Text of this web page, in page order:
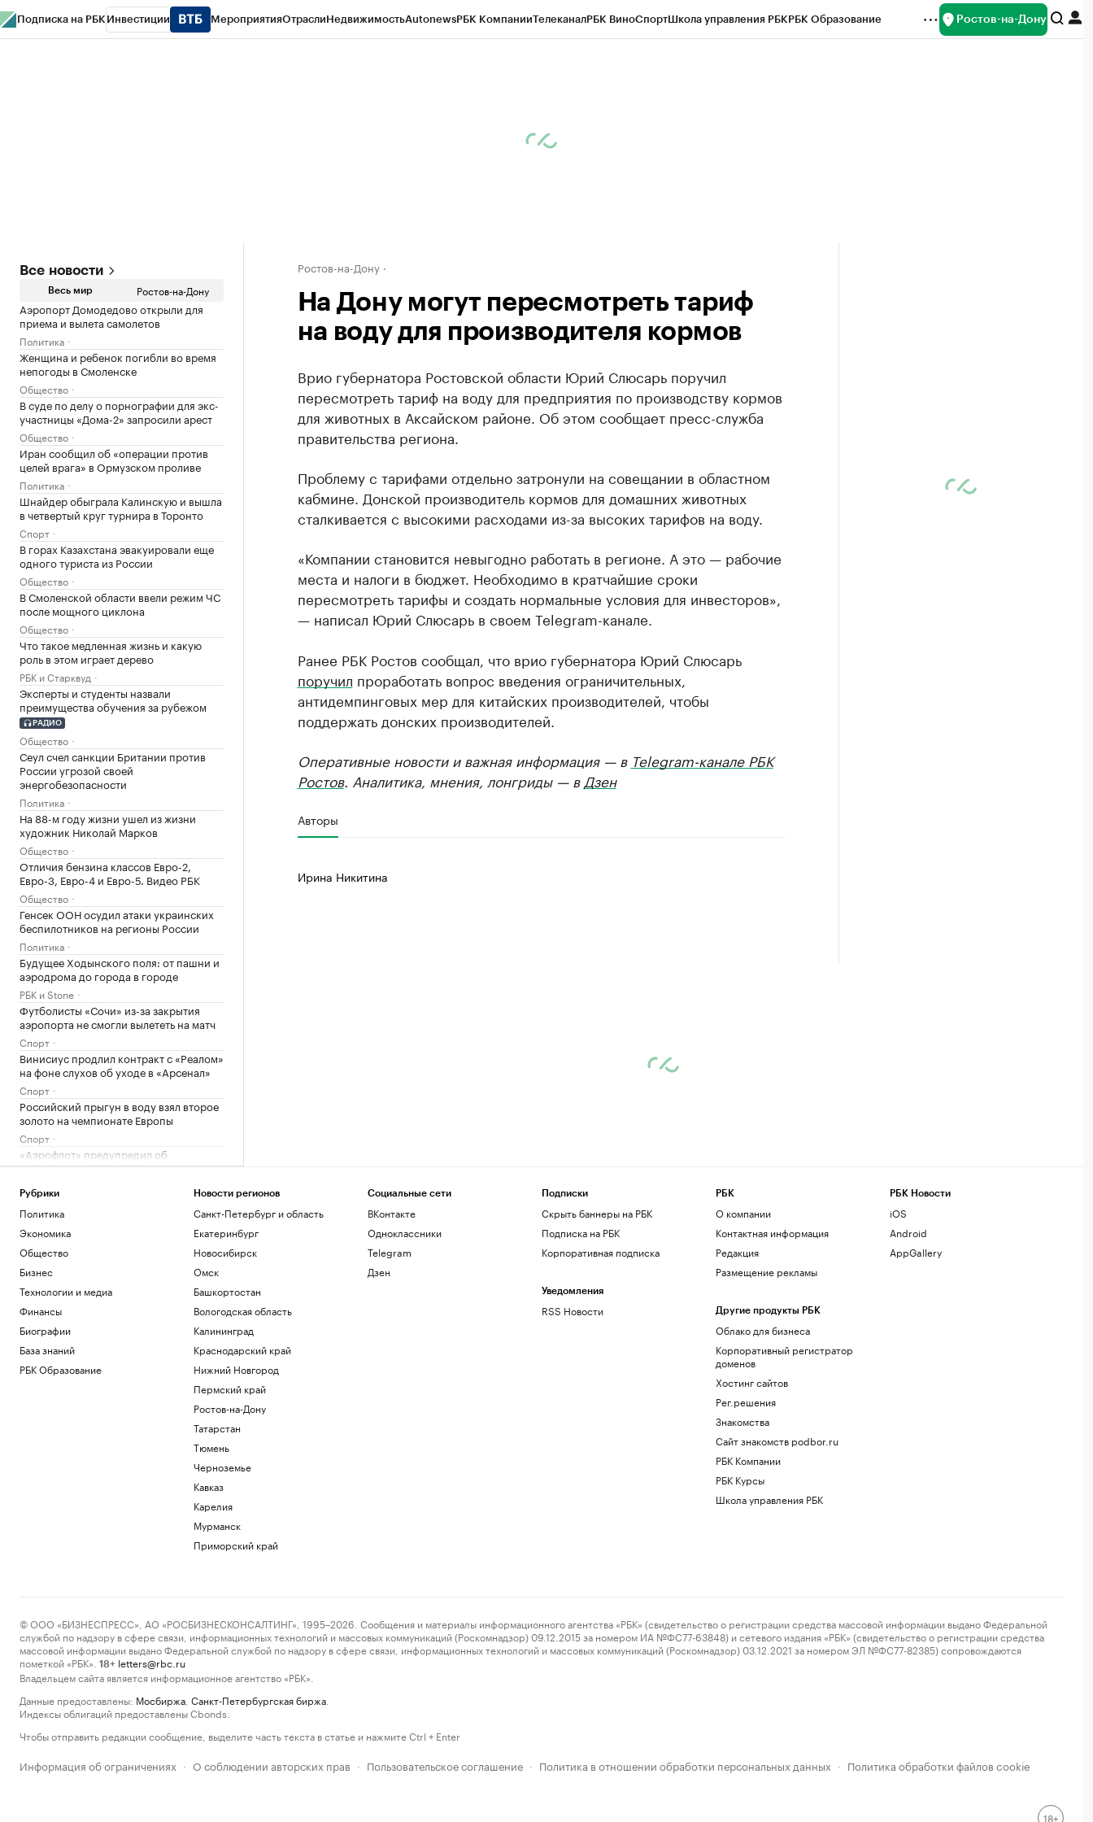
Подписка на РБК Инвестиции МероприятияОтраслиНедвижимостьAutonewsРБК КомпанииТелеканалРБК ВиноСпортШкола управления РБКРБК Образование Ростов-на-Дону
Все новости
Весь мир Ростов-на-Дону
Аэропорт Домодедово открыли для
приема и вылета самолетов
Политика
Женщина и ребенок погибли во время
непогоды в Смоленске
Общество
В суде по делу о порнографии для экс-
участницы «Дома-2» запросили арест
Общество
Иран сообщил об «операции против
целей врага» в Ормузском проливе
Политика
Шнайдер обыграла Калинскую и вышла
в четвертый круг турнира в Торонто
Спорт
В горах Казахстана эвакуировали еще
одного туриста из России
Общество
В Смоленской области ввели режим ЧС
после мощного циклона
Общество
Что такое медленная жизнь и какую
роль в этом играет дерево
РБК и Старквуд
Эксперты и студенты назвали
преимущества обучения за рубежом
РАДИО
Общество
Сеул счел санкции Британии против
России угрозой своей
энергобезопасности
Политика
На 88-м году жизни ушел из жизни
художник Николай Марков
Общество
Отличия бензина классов Евро-2,
Евро-3, Евро-4 и Евро-5. Видео РБК
Общество
Генсек ООН осудил атаки украинских
беспилотников на регионы России
Политика
Будущее Ходынского поля: от пашни и
аэродрома до города в городе
РБК и Stone
Футболисты «Сочи» из-за закрытия
аэропорта не смогли вылететь на матч
Спорт
Винисиус продлил контракт с «Реалом»
на фоне слухов об уходе в «Арсенал»
Спорт
Российский прыгун в воду взял второе
золото на чемпионате Европы
Спорт
«Аэрофлот» предупредил об
изменении расписания в Сочи и
Политика
Ярославский губернатор сообщил о
потушенных резервуарах с топливом
Политика
Euractiv узнал, как финские фермеры
помогают охранять границу с Россией
Политика
Ростов-на-Дону
На Дону могут пересмотреть тариф
на воду для производителя кормов
Врио губернатора Ростовской области Юрий Слюсарь поручил
пересмотреть тариф на воду для предприятия по производству кормов
для животных в Аксайском районе. Об этом сообщает пресс-служба
правительства региона.
Проблему с тарифами отдельно затронули на совещании в областном
кабмине. Донской производитель кормов для домашних животных
сталкивается с высокими расходами из-за высоких тарифов на воду.
«Компании становится невыгодно работать в регионе. А это — рабочие
места и налоги в бюджет. Необходимо в кратчайшие сроки
пересмотреть тарифы и создать нормальные условия для инвесторов»,
— написал Юрий Слюсарь в своем Telegram-канале.
Ранее РБК Ростов сообщал, что врио губернатора Юрий Слюсарь
поручил проработать вопрос введения ограничительных,
антидемпинговых мер для китайских производителей, чтобы
поддержать донских производителей.
Оперативные новости и важная информация — в Telegram-канале РБК
Ростов. Аналитика, мнения, лонгриды — в Дзен
Авторы
Ирина Никитина
Рубрики
Политика
Экономика
Общество
Бизнес
Технологии и медиа
Финансы
Биографии
База знаний
РБК Образование
Новости регионов
Санкт-Петербург и область
Екатеринбург
Новосибирск
Омск
Башкортостан
Вологодская область
Калининград
Краснодарский край
Нижний Новгород
Пермский край
Ростов-на-Дону
Татарстан
Тюмень
Черноземье
Кавказ
Карелия
Мурманск
Приморский край
Социальные сети
ВКонтакте
Одноклассники
Telegram
Дзен
Подписки
Скрыть баннеры на РБК
Подписка на РБК
Корпоративная подписка
Уведомления
RSS Новости
РБК
О компании
Контактная информация
Редакция
Размещение рекламы
Другие продукты РБК
Облако для бизнеса
Корпоративный регистратор
доменов
Хостинг сайтов
Рег.решения
Знакомства
Сайт знакомств podbor.ru
РБК Компании
РБК Курсы
Школа управления РБК
РБК Новости
iOS
Android
AppGallery
© ООО «БИЗНЕСПРЕСС», АО «РОСБИЗНЕСКОНСАЛТИНГ», 1995–2026. Сообщения и материалы информационного агентства «РБК» (свидетельство о регистрации средства массовой информации выдано Федеральной
службой по надзору в сфере связи, информационных технологий и массовых коммуникаций (Роскомнадзор) 09.12.2015 за номером ИА №ФС77-63848) и сетевого издания «РБК» (свидетельство о регистрации средства
массовой информации выдано Федеральной службой по надзору в сфере связи, информационных технологий и массовых коммуникаций (Роскомнадзор) 03.12.2021 за номером ЭЛ №ФС77-82385) сопровождаются
пометкой «РБК».
18+ letters@rbc.ru
Владельцем сайта является информационное агентство «РБК».
Данные предоставлены: Мосбиржа Санкт-Петербургская биржа
Индексы облигаций предоставлены Cbonds.
Чтобы отправить редакции сообщение, выделите часть текста в статье и нажмите Ctrl + Enter
Информация об ограничениях · О соблюдении авторских прав · Пользовательское соглашение · Политика в отношении обработки персональных данных · Политика обработки файлов cookie
18+